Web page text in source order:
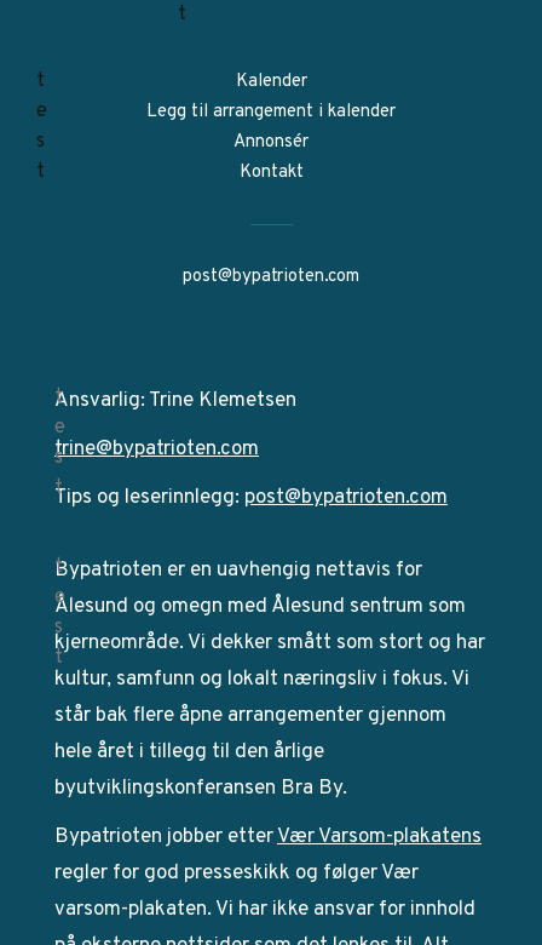
Kalender
Legg til arrangement i kalender
Annonsér
Kontakt
post@bypatrioten.com
Ansvarlig: Trine Klemetsen
trine@bypatrioten.com
Tips og leserinnlegg: post@bypatrioten.com
Bypatrioten er en uavhengig nettavis for
Ålesund og omegn med Ålesund sentrum som
kjerneområde. Vi dekker smått som stort og har
kultur, samfunn og lokalt næringsliv i fokus. Vi
står bak flere åpne arrangementer gjennom
hele året i tillegg til den årlige
byutviklingskonferansen Bra By.
Bypatrioten jobber etterVær Varsom-plakatens
regler for god presseskikk og følger Vær
varsom-plakaten. Vi har ikke ansvar for innhold